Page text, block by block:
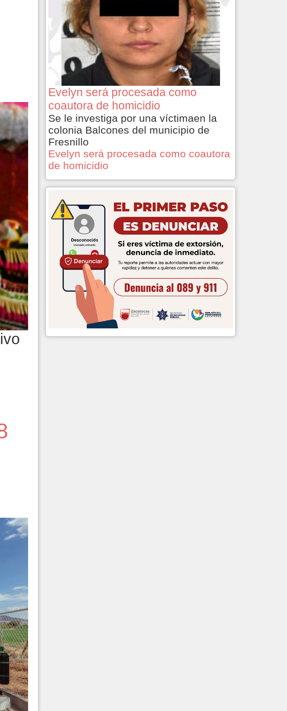
Evelyn será procesada como
coautora de homicidio
Se le investiga por una víctimaen la
colonia Balcones del municipio de
Fresnillo
Evelyn será procesada como coautora
de homicidio